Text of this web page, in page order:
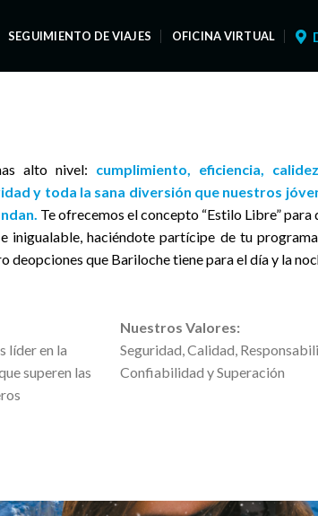
SEGUIMIENTO DE VIAJES OFICINA VIRTUAL
alto nivel: cumplimiento, eficiencia,
y toda la sana diversión que nuestros
Te ofrecemos el concepto “Estilo Libre” para
inigualable, haciéndote partícipe de tu
deopciones que Bariloche tiene para el día y la
líder en la
superen las
Nuestros Valores:
Seguridad, Calidad,
Confiabilidad y Superación